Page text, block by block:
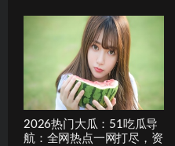
2026热门大瓜：51吃瓜导
航：全网热点一网打尽，资